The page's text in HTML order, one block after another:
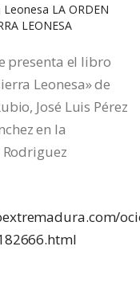
LA ORDEN
LEONESA
presenta el libro
Leonesa» de
José Luis Pérez
en la